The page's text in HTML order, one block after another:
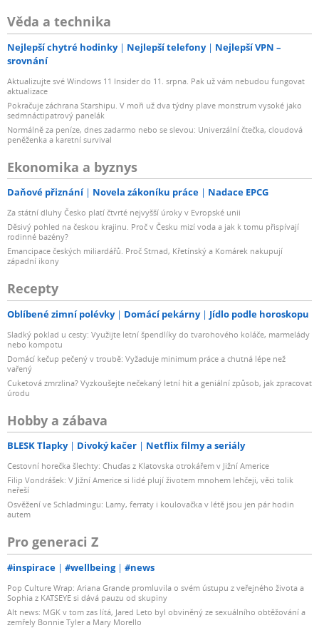
Věda a technika
Nejlepší chytré hodinky Nejlepší telefony
Nejlepší VPN –
srovnání
Aktualizujte své Windows 11 Insider do 11. srpna. Pak už vám nebudou fungovat
aktualizace
Pokračuje záchrana Starshipu. V moři už dva týdny plave monstrum vysoké jako
sedmnáctipatrový panelák
Normálně za peníze, dnes zadarmo nebo se slevou: Univerzální čtečka, cloudová
peněženka a karetní survival
Ekonomika a byznys
Daňové přiznání Novela zákoníku práce Nadace EPCG
Za státní dluhy Česko platí čtvrté nejvyšší úroky v Evropské unii
Děsivý pohled na českou krajinu. Proč v Česku mizí voda a jak k tomu přispívají
rodinné bazény?
Emancipace českých miliardářů. Proč Strnad, Křetínský a Komárek nakupují
západní ikony
Recepty
Oblíbené zimní polévky Domácí pekárny Jídlo podle horoskopu
Sladký poklad u cesty: Využijte letní špendlíky do tvarohového koláče, marmelády
nebo kompotu
Domácí kečup pečený v troubě: Vyžaduje minimum práce a chutná lépe než
vařený
Cuketová zmrzlina? Vyzkoušejte nečekaný letní hit a geniální způsob, jak zpracovat
úrodu
Hobby a zábava
BLESK Tlapky Divoký kačer Netflix filmy a seriály
Cestovní horečka šlechty: Chuďas z Klatovska otrokářem v Jižní Americe
Filip Vondrášek: V Jižní Americe si lidé plují životem mnohem lehčeji, věci tolik
neřeší
Osvěžení ve Schladmingu: Lamy, ferraty i koulovačka v létě jsou jen pár hodin
autem
Pro generaci Z
#inspirace #wellbeing #news
Pop Culture Wrap: Ariana Grande promluvila o svém ústupu z veřejného života a
Sophia z KATSEYE si dává pauzu od skupiny
Alt news: MGK v tom zas lítá, Jared Leto byl obviněný ze sexuálního obtěžování a
zemřely Bonnie Tyler a Mary Morello